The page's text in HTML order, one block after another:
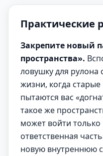
Практические
Закрепите новый
пространства».
ловушку для рулона
жизни, когда
пытаются вас
такое же
может войти только
ответственная
новую внутреннюю